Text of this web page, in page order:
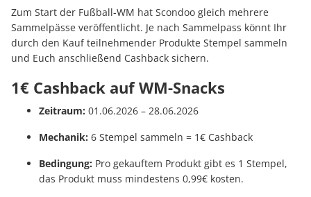
Zum Start der Fußball-WM hat Scondoo gleich mehrere
Sammelpässe veröffentlicht. Je nach Sammelpass könnt Ihr
durch den Kauf teilnehmender Produkte Stempel sammeln
und Euch anschließend Cashback sichern.
1€ Cashback auf WM-Snacks
Zeitraum: 01.06.2026 – 28.06.2026
Mechanik: 6 Stempel sammeln = 1€ Cashback
Bedingung: Pro gekauftem Produkt gibt es 1 Stempel,
das Produkt muss mindestens 0,99€ kosten.